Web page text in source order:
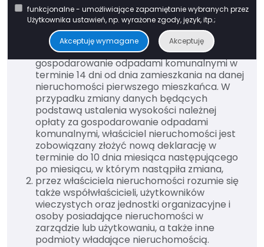
funkcjonalne - umożliwiające zapamiętanie wybranych przez
Użytkownika ustawień, np. wyrażone zgody, język, itp.;
Akceptuję wymagane Akceptuję
UWAGI:
właściciel nieruchomości jest obowiązany
złożyć deklarację o wysokości opłaty za
gospodarowanie odpadami komunalnymi w
terminie 14 dni od dnia zamieszkania na danej
nieruchomości pierwszego mieszkańca. W
przypadku zmiany danych będących
podstawą ustalenia wysokości należnej
opłaty za gospodarowanie odpadami
komunalnymi, właściciel nieruchomości jest
zobowiązany złożyć nową deklarację w
terminie do 10 dnia miesiąca następującego
po miesiącu, w którym nastąpiła zmiana,
przez właściciela nieruchomości rozumie się
także współwłaścicieli, użytkowników
wieczystych oraz jednostki organizacyjne i
osoby posiadające nieruchomości w
zarządzie lub użytkowaniu, a także inne
podmioty władające nieruchomością.